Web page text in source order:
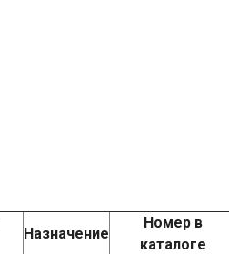
Назначение
Номер в
каталоге